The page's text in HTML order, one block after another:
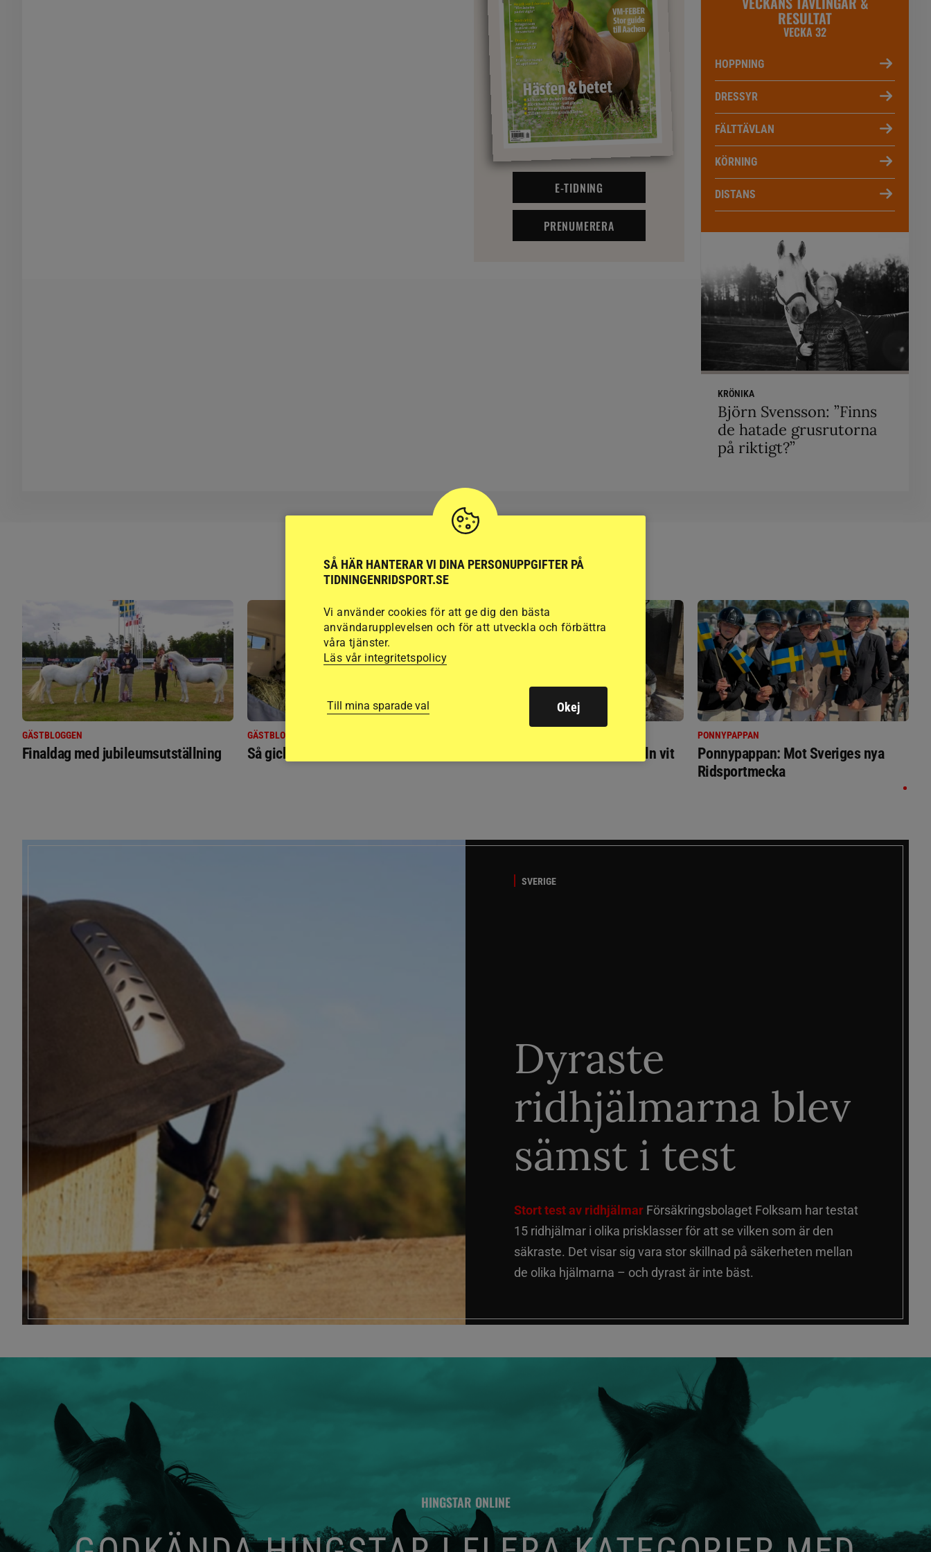
E-TIDNING
PRENUMERERA
RESULTAT
VECKA 32
HOPPNING
DRESSYR
FÄLTTÄVLAN
KÖRNING
DISTANS
KRÖNIKA
Björn Svensson: ”Finns
de hatade grusrutorna
på riktigt?”
RIDSPORT
BLOGGAR
GÄSTBLOGGEN
Finaldag med jubileumsutställning
GÄSTBLOGGEN
Så gick det på helgens utställning Bästa tipsen för att få skimmeln vit
PONNYPAPPAN
Ponnypappan: Mot Sveriges nya
Ridsportmecka
SVERIGE
Dyraste
ridhjälmarna blev
sämst i test
Stort test av ridhjälmar Försäkringsbolaget Folksam har testat
15 ridhjälmar i olika prisklasser för att se vilken som är den
säkraste. Det visar sig vara stor skillnad på säkerheten mellan
de olika hjälmarna – och dyrast är inte bäst.
HINGSTAR ONLINE
SÅ HÄR HANTERAR VI DINA PERSONUPPGIFTER PÅ
TIDNINGENRIDSPORT.SE
Vi använder cookies för att ge dig den bästa
användarupplevelsen och för att utveckla och förbättra
våra tjänster.
Läs vår integritetspolicy
Till mina sparade val Okej